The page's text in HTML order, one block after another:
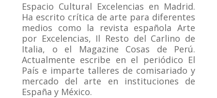
Espacio Cultural Excelencias en Madrid.
Ha escrito crítica de arte para diferentes
medios como la revista española Arte
por Excelencias, Il Resto del Carlino de
Italia, o el Magazine Cosas de Perú.
Actualmente escribe en el periódico El
País e imparte talleres de comisariado y
mercado del arte en instituciones de
España y México.